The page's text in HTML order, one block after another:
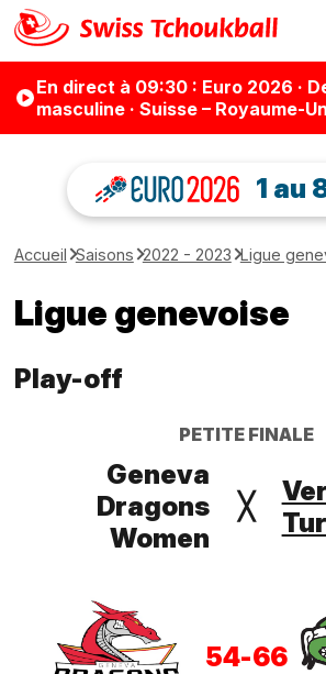
En direct à 09:30: Euro 2026 ·
masculine · Suisse – Royaume-
1 au
Accueil Saisons 2022 - 2023 Ligue
Ligue genevoise
Play-off
PETITE FINALE
Geneva
Dragons
Women
╳
54-66